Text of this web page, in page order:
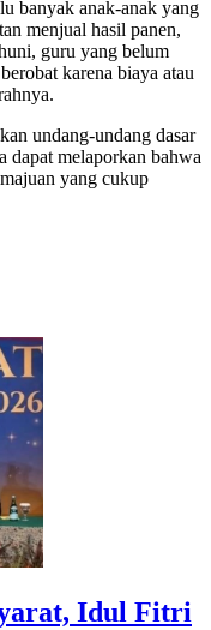
banyak anak-anak yang
menjual hasil panen,
guru yang belum
karena biaya atau
undang-undang dasar
melaporkan bahwa
yang cukup
Idul Fitri